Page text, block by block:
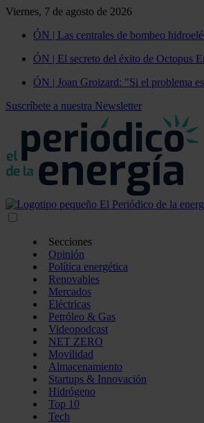
Viernes, 7 de agosto de 2026
ÓN | Las centrales de bombeo
ÓN | El secreto del éxito de Octopus
ÓN | Joan Groizard: "Si el problema
Suscríbete a nuestra Newsletter
Secciones
Opinión
Política energética
Renovables
Mercados
Eléctricas
Petróleo & Gas
Videopodcast
NET ZERO
Movilidad
Almacenamiento
Startups & Innovación
Hidrógeno
Top 10
Tech